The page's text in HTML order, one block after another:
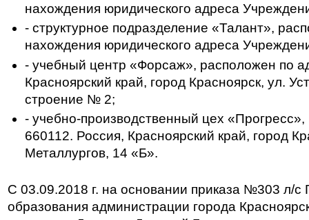
нахождения юридического адреса
- структурное подразделение «Талант»,
нахождения юридического адреса
- учебный центр «Форсаж», расположен по
Красноярский край, город Красноярск, ул.
строение № 2;
- учебно-производственный цех
660112. Россия, Красноярский край, город
Металлургов, 14 «Б».
С 03.09.2018 г. на основании приказа №303 л/с
образования администрации города